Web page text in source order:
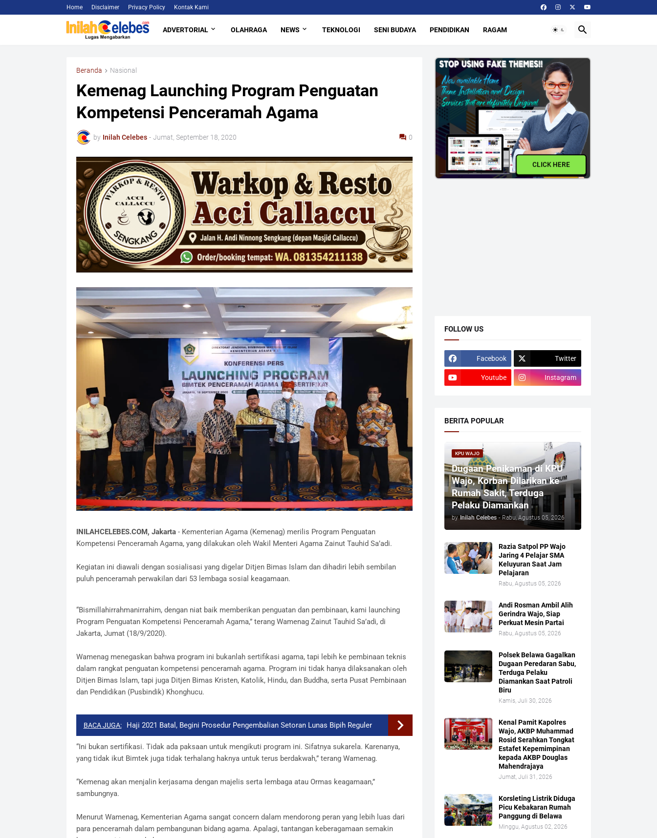
Home Disclaimer Privacy Policy Kontak Kami
ADVERTORIAL OLAHRAGA NEWS TEKNOLOGI SENI BUDAYA PENDIDIKAN RAGAM
Beranda Nasional
Kemenag Launching Program Penguatan
Kompetensi Penceramah Agama
by Inilah Celebes - Jumat, September 18, 2020 0
INILAHCELEBES.COM, Jakarta- Kementerian Agama (Kemenag) merilis Program Penguatan
Kompetensi Penceramah Agama, yang dilakukan oleh Wakil Menteri Agama Zainut Tauhid Sa’adi.
Kegiatan ini diawali dengan sosialisasi yang digelar Ditjen Bimas Islam dan dihadiri lebih sembilan
puluh penceramah perwakilan dari 53 lembaga sosial keagamaan.
“Bismillahirrahmanirrahim, dengan niat baik memberikan penguatan dan pembinaan, kami launching
Program Penguatan Kompetensi Penceramah Agama,” terang Wamenag Zainut Tauhid Sa’adi, di
Jakarta, Jumat (18/9/2020).
Wamenag menegaskan bahwa program ini bukanlah sertifikasi agama, tapi lebih ke pembinaan teknis
dalam rangkat penguatan kompetensi penceramah agama. Program ini tidak hanya dilaksanakan oleh
Ditjen Bimas Islam, tapi juga Ditjen Bimas Kristen, Katolik, Hindu, dan Buddha, serta Pusat Pembinaan
dan Pendidikan (Pusbindik) Khonghucu.
BACA JUGA: Haji 2021 Batal, Begini Prosedur Pengembalian Setoran Lunas Bipih Reguler
“Ini bukan sertifikasi. Tidak ada paksaan untuk mengikuti program ini. Sifatnya sukarela. Karenanya,
yang tidak ikut Bimtek juga tidak terhalang haknya untuk terus berdakwah,” terang Wamenag.
“Kemenag akan menjalin kerjasama dengan majelis serta lembaga atau Ormas keagamaan,”
sambungnya.
Menurut Wamenag, Kementerian Agama sangat concern dalam mendorong peran yang lebih luas dari
para penceramah dalam pembangunan bidang agama. Apalagi, tantangan keberagamaan semakin
CLICK HERE
FOLLOW US
Facebook Twitter
Youtube Instagram
BERITA POPULAR
KPU WAJO
Dugaan Penikaman di KPU
Wajo, Korban Dilarikan ke
Rumah Sakit, Terduga
Pelaku Diamankan
by Inilah Celebes - Rabu, Agustus 05, 2026
Razia Satpol PP Wajo
Jaring 4 Pelajar SMA
Keluyuran Saat Jam
Pelajaran
Rabu, Agustus 05, 2026
Andi Rosman Ambil Alih
Gerindra Wajo, Siap
Perkuat Mesin Partai
Rabu, Agustus 05, 2026
Polsek Belawa Gagalkan
Dugaan Peredaran Sabu,
Terduga Pelaku
Diamankan Saat Patroli
Biru
Kamis, Juli 30, 2026
Kenal Pamit Kapolres
Wajo, AKBP Muhammad
Rosid Serahkan Tongkat
Estafet Kepemimpinan
kepada AKBP Douglas
Mahendrajaya
Jumat, Juli 31, 2026
Korsleting Listrik Diduga
Picu Kebakaran Rumah
Panggung di Belawa
Minggu, Agustus 02, 2026